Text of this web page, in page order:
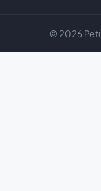
© 2026